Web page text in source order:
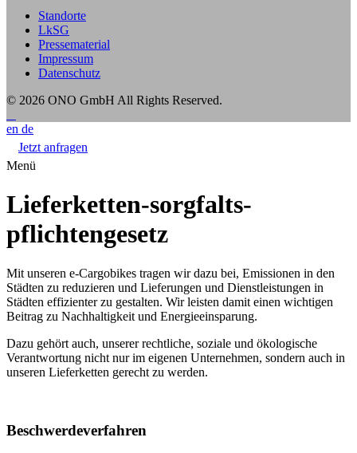
Standorte
LkSG
Pressematerial
Impressum
Datenschutz
© 2026 ONO GmbH All Rights Reserved.
en de
Jetzt anfragen
Menü
Lieferketten-sorgfalts-
pflichtengesetz
Mit unseren e-Cargobikes tragen wir dazu bei, Emissionen in den
Städten zu reduzieren und Lieferungen und Dienstleistungen in
Städten effizienter zu gestalten. Wir leisten damit einen wichtigen
Beitrag zu Nachhaltigkeit und Energieeinsparung.
Dazu gehört auch, unserer rechtliche, soziale und ökologische
Verantwortung nicht nur im eigenen Unternehmen, sondern auch in
unseren Lieferketten gerecht zu werden.
Beschwerdeverfahren